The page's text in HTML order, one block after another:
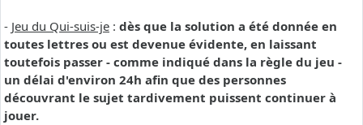
- Jeu du Qui-suis-je : dès que la solution a été donnée en
toutes lettres ou est devenue évidente, en laissant
toutefois passer - comme indiqué dans la règle du jeu -
un délai d'environ 24h afin que des personnes
découvrant le sujet tardivement puissent continuer à
jouer.